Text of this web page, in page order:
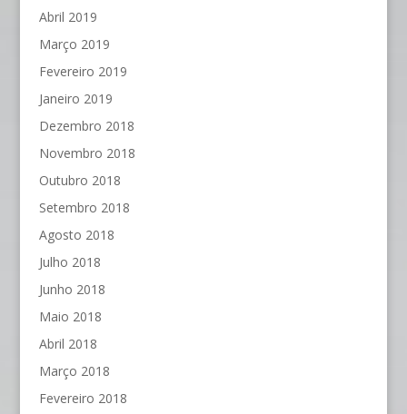
Abril 2019
Março 2019
Fevereiro 2019
Janeiro 2019
Dezembro 2018
Novembro 2018
Outubro 2018
Setembro 2018
Agosto 2018
Julho 2018
Junho 2018
Maio 2018
Abril 2018
Março 2018
Fevereiro 2018